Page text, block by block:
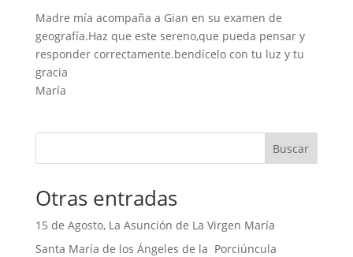
Madre mía acompaña a Gian en su examen de
geografía.Haz que este sereno,que pueda pensar y
responder correctamente.bendícelo con tu luz y tu
gracia
María
Buscar
Otras entradas
15 de Agosto, La Asunción de La Virgen María
Santa María de los Ángeles de la Porciúncula